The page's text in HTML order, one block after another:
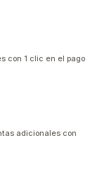
con 1 clic en el pago
adicionales con